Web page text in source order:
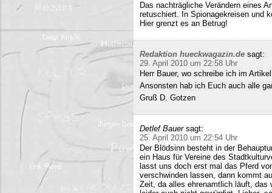
Das nachträgliche Verändern eines
retuschiert. In Spionagekreisen und
Hier grenzt es an Betrug!
Redaktion hueckwagazin.de sagt:
29. April 2010 um 22:58 Uhr
Herr Bauer, wo schreibe ich im
Ansonsten hab ich Euch auch alle
Gruß D. Gotzen
Detlef Bauer sagt:
25. April 2010 um 22:54 Uhr
Der Blödsinn besteht in der
ein Haus für Vereine des
lasst uns doch erst mal das Pferd
verschwinden lassen, dann kommt
Zeit, da alles ehrenamtlich läuft, das